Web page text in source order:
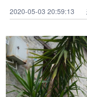
2020-05-03 20:59:13